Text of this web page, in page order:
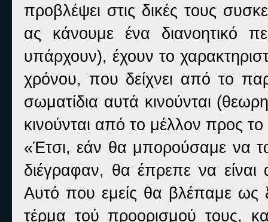
προβλέψει στις δικές τους
ας κάνουμε ένα διανοητικό
υπάρχουν), έχουν το
χρόνου, που δείχνει από το
σωματίδια αυτά κινούνται
κινούνται από το μέλλον προς
«Έτσι, εάν θα μπορούσαμε να
διέγραφαν, θα έπρεπε να
Αυτό που εμείς θα βλέπαμε ως
τέρμα τού προορισμού τους,